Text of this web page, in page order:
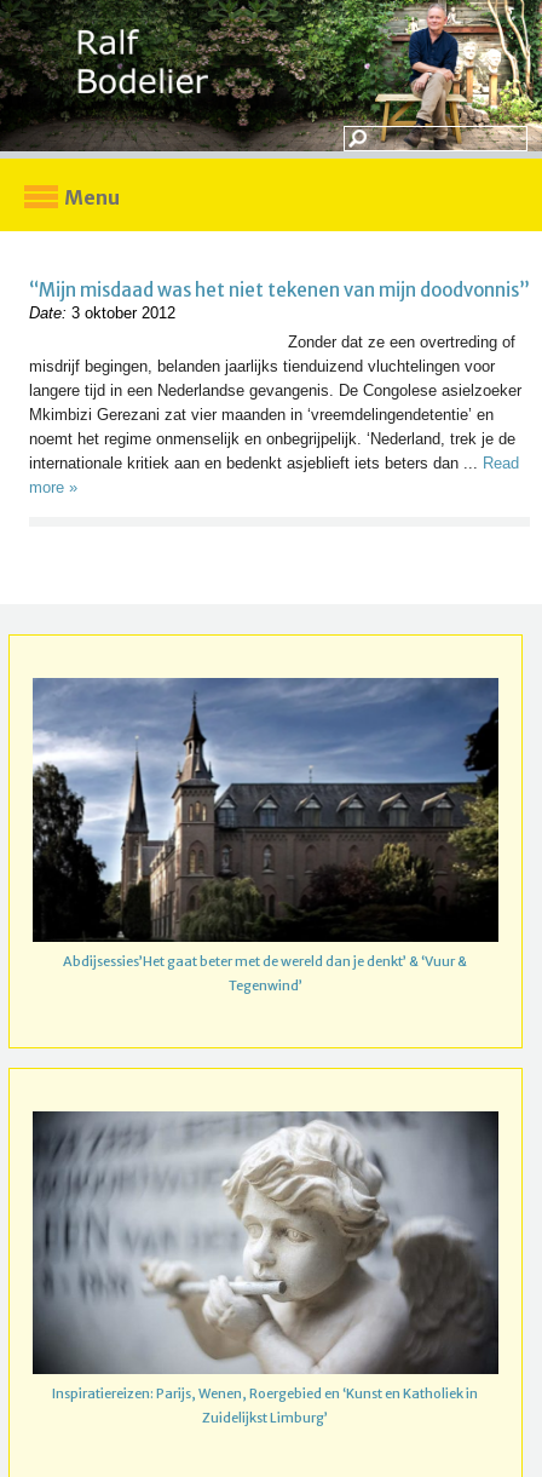
Menu
“Mijn misdaad was het niet tekenen van mijn doodvonnis”
Date: 3 oktober 2012
Zonder dat ze een overtreding of
misdrijf begingen, belanden jaarlijks tienduizend vluchtelingen voor
langere tijd in een Nederlandse gevangenis. De Congolese asielzoeker
Mkimbizi Gerezani zat vier maanden in ‘vreemdelingendetentie’ en
noemt het regime onmenselijk en onbegrijpelijk. ‘Nederland, trek je de
internationale kritiek aan en bedenkt asjeblieft iets beters dan ... Read
more »
Abdijsessies’Het gaat beter met de wereld dan je denkt’ & ‘Vuur &
Tegenwind’
Inspiratiereizen: Parijs, Wenen, Roergebied en ‘Kunst en Katholiek in
Zuidelijkst Limburg’